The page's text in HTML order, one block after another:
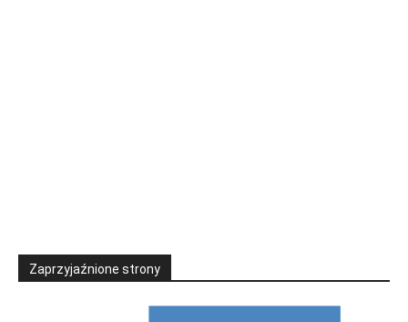
Zaprzyjaźnione strony